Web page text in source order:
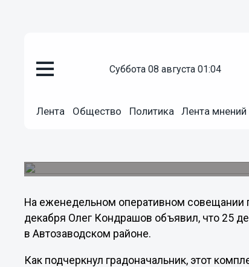
суббота 08 августа 01:04
Лента Общество Политика Лента мнений
24.12.2012 10:08
Торжественное открытие
Нижнего Новгорода
На еженедельном оперативном совещании
декабря Олег Кондрашов объявил, что 25
в Автозаводском районе.
Как подчеркнул градоначальник, этот